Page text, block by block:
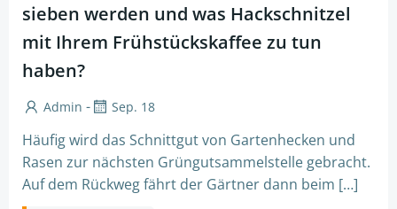
sieben werden und was Hackschnitzel
mit Ihrem Frühstückskaffee zu tun
haben?
Admin - Sep. 18
Häufig wird das Schnittgut von Gartenhecken und
Rasen zur nächsten Grüngutsammelstelle gebracht.
Auf dem Rückweg fährt der Gärtner dann beim […]